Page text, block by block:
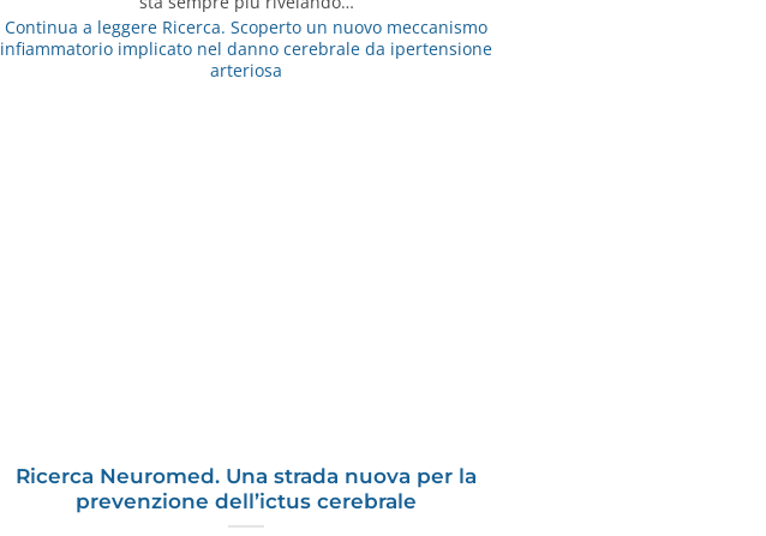
Continua a leggere Ricerca. Scoperto un nuovo meccanismo
infiammatorio implicato nel danno cerebrale da ipertensione
arteriosa
Ricerca Neuromed. Una strada nuova per la
prevenzione dell’ictus cerebrale